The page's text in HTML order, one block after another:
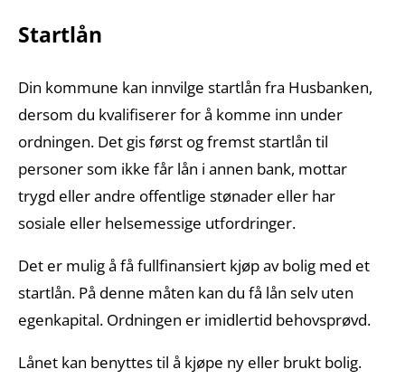
Startlån
Din kommune kan innvilge startlån fra Husbanken,
dersom du kvalifiserer for å komme inn under
ordningen. Det gis først og fremst startlån til
personer som ikke får lån i annen bank, mottar
trygd eller andre offentlige stønader eller har
sosiale eller helsemessige utfordringer.
Det er mulig å få fullfinansiert kjøp av bolig med et
startlån. På denne måten kan du få lån selv uten
egenkapital. Ordningen er imidlertid behovsprøvd.
Lånet kan benyttes til å kjøpe ny eller brukt bolig.